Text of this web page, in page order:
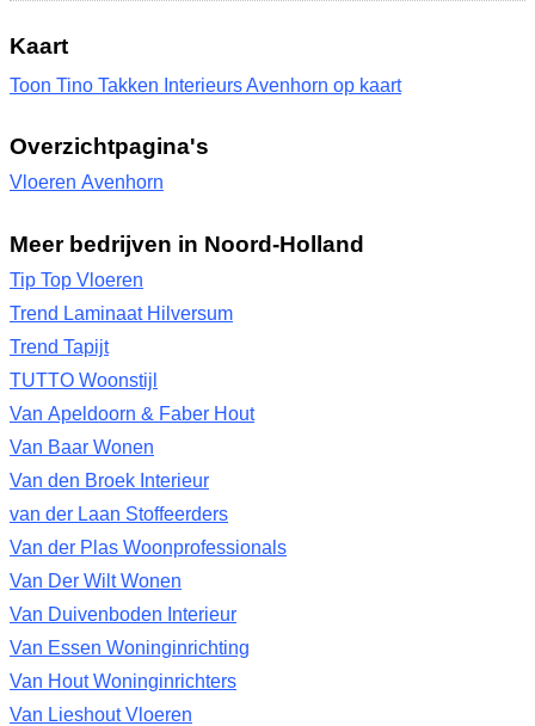
Kaart
Toon Tino Takken Interieurs Avenhorn op kaart
Overzichtpagina's
Vloeren Avenhorn
Meer bedrijven in Noord-Holland
Tip Top Vloeren
Trend Laminaat Hilversum
Trend Tapijt
TUTTO Woonstijl
Van Apeldoorn & Faber Hout
Van Baar Wonen
Van den Broek Interieur
van der Laan Stoffeerders
Van der Plas Woonprofessionals
Van Der Wilt Wonen
Van Duivenboden Interieur
Van Essen Woninginrichting
Van Hout Woninginrichters
Van Lieshout Vloeren